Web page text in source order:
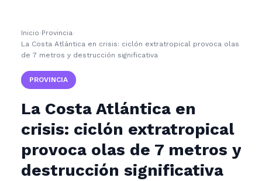
Inicio ›Provincia›
La Costa Atlántica en crisis: ciclón extratropical provoca olas
de 7 metros y destrucción significativa
PROVINCIA
La Costa Atlántica en
crisis: ciclón extratropical
provoca olas de 7 metros y
destrucción significativa